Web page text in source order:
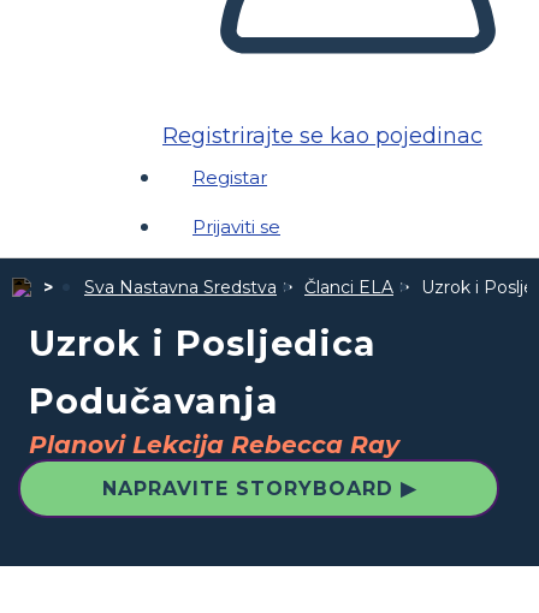
Registrirajte se kao pojedinac
Registar
Prijaviti se
Sva Nastavna Sredstva Članci ELA Uzrok i
Uzrok i Posljedica
Podučavanja
Planovi Lekcija Rebecca Ray
NAPRAVITE STORYBOARD ▶